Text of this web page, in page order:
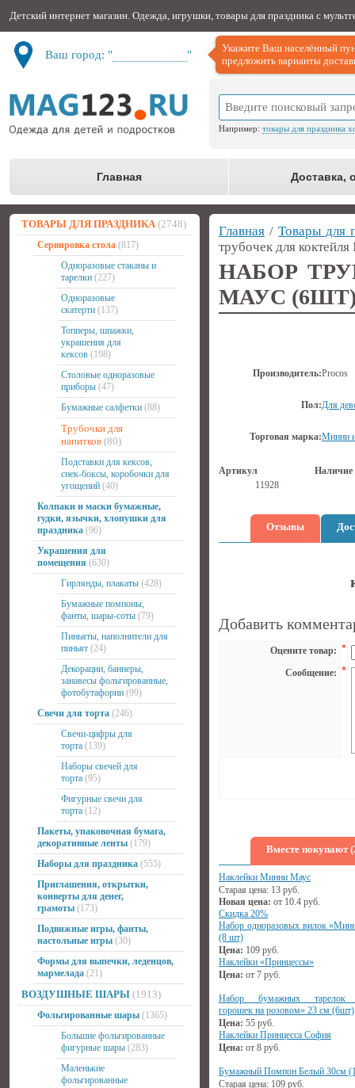
Детский интернет магазин. Одежда, игрушки, товары для праздника с
Ваш город: " "
Укажите Ваш населённый
предложить варианты
Например: товары для праздника
Главная Доставка,
ТОВАРЫ ДЛЯ ПРАЗДНИКА (2748)
Сервировка стола (817)
Одноразовые стаканы и
тарелки (227)
Одноразовые
скатерти (137)
Топперы, шпажки,
украшения для
кексов (198)
Столовые одноразовые
приборы (47)
Бумажные салфетки (88)
Трубочки для
напитков (80)
Подставки для кексов,
снек-боксы, коробочки для
угощений (40)
Колпаки и маски бумажные,
гудки, язычки, хлопушки для
праздника (96)
Украшения для
помещения (630)
Гирлянды, плакаты (428)
Бумажные помпоны,
фанты, шары-соты (79)
Пиньяты, наполнители для
пиньят (24)
Декорации, баннеры,
занавесы фольгированные,
фотобутафории (99)
Свечи для торта (246)
Свечи-цифры для
торта (139)
Наборы свечей для
торта (95)
Фигурные свечи для
торта (12)
Пакеты, упаковочная бумага,
декоративные ленты (179)
Наборы для праздника (555)
Приглашения, открытки,
конверты для денег,
грамоты (173)
Подвижные игры, фанты,
настольные игры (30)
Формы для выпечки, леденцов,
мармелада (21)
ВОЗДУШНЫЕ ШАРЫ (1913)
Фольгированные шары (1365)
Большие фольгированные
фигурные шары (283)
Маленькие
фольгированные
Главная /Товары для
трубочек для
НАБОР
МАУС
Производитель:Procos
Пол:Для
Торговая марка:Минни
Артикул
Наличие
11928
Отзывы
Добавить
Оцените товар: *
Сообщение: *
Вместе покупают
Наклейки Минни Маус
Старая цена: 13 руб.
Новая цена: от 10.4 руб.
Скидка 20%
Набор одноразовых вилок
(8 шт)
Цена: 109 руб.
Наклейки «Принцессы»
Цена: от 7 руб.
Набор бумажных тарелок
горошек на розовом» 23 см (6шт)
Цена: 55 руб.
Наклейки Принцесса София
Цена: от 8 руб.
Бумажный Помпон Белый 30см
Старая цена: 109 руб.